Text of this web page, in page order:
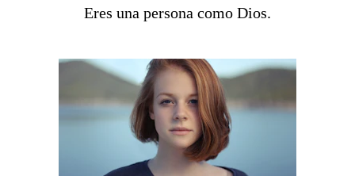
Eres una persona como Dios.